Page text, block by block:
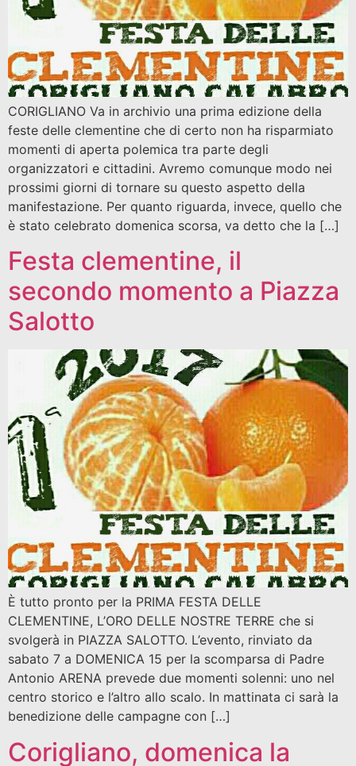
CORIGLIANO Va in archivio una prima edizione della
feste delle clementine che di certo non ha risparmiato
momenti di aperta polemica tra parte degli
organizzatori e cittadini. Avremo comunque modo nei
prossimi giorni di tornare su questo aspetto della
manifestazione. Per quanto riguarda, invece, quello che
è stato celebrato domenica scorsa, va detto che la […]
Festa clementine, il
secondo momento a Piazza
Salotto
È tutto pronto per la PRIMA FESTA DELLE
CLEMENTINE, L’ORO DELLE NOSTRE TERRE che si
svolgerà in PIAZZA SALOTTO. L’evento, rinviato da
sabato 7 a DOMENICA 15 per la scomparsa di Padre
Antonio ARENA prevede due momenti solenni: uno nel
centro storico e l’altro allo scalo. In mattinata ci sarà la
benedizione delle campagne con […]
Corigliano, domenica la